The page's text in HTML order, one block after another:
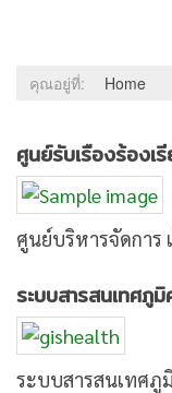
คุณอยู่ที่: Home
ศูนย์รับเรืองร้องเ
ศูนย์บริหารจัดการ
ระบบสารสนเทศภู
ระบบสารสนเทศภู